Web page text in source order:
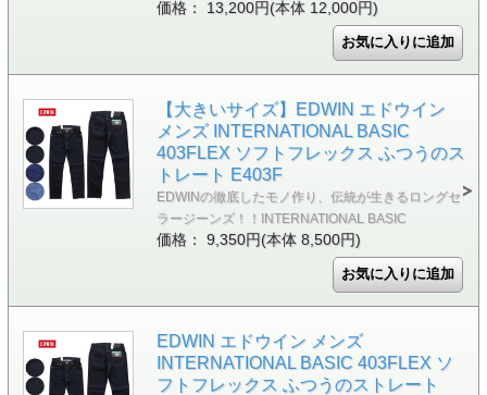
価格： 13,200円(本体 12,000円)
【大きいサイズ】EDWIN エドウイン
メンズ INTERNATIONAL BASIC
403FLEX ソフトフレックス ふつうのス
トレート E403F
EDWINの徹底したモノ作り、伝統が生きるロングセ
ラージーンズ！！INTERNATIONAL BASIC
価格： 9,350円(本体 8,500円)
EDWIN エドウイン メンズ
INTERNATIONAL BASIC 403FLEX ソ
フトフレックス ふつうのストレート